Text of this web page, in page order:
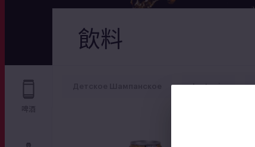
啤酒
飲料
Isotonic